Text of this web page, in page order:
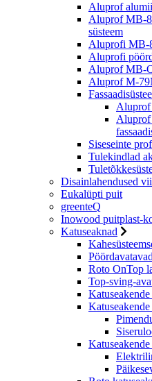
Aluprof
Aluprof MB-
süsteem
Aluprofi MB-
Aluprofi
Aluprof MB-
Aluprof M-
Siseseinte
Tulekindlad
Disainlahendused
Eukalüpti puit
greenteQ
Inowood puitplast-
Katuseaknad
Roto OnTop
Top-sving-